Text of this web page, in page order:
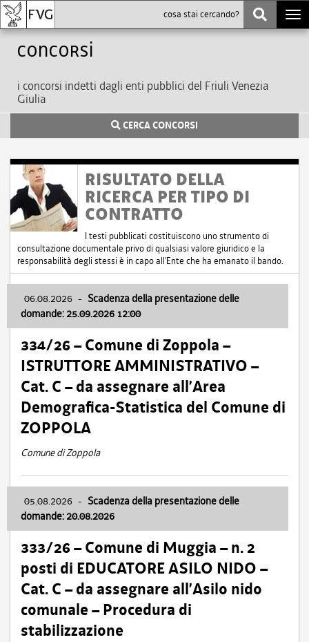
Concorsi
i concorsi indetti dagli enti pubblici del Friuli Venezia
Giulia
CERCA CONCORSI
RISULTATO DELLA
RICERCA PER TIPO DI
CONTRATTO
I testi pubblicati costituiscono uno strumento di
consultazione documentale privo di qualsiasi valore giuridico e la
responsabilità degli stessi è in capo all'Ente che ha emanato il bando.
06.08.2026 - Scadenza della presentazione delle
domande: 25.09.2026 12:00
334/26 – Comune di Zoppola –
ISTRUTTORE AMMINISTRATIVO –
Cat. C – da assegnare all’Area
Demografica-Statistica del Comune di
ZOPPOLA
Comune di Zoppola
05.08.2026 - Scadenza della presentazione delle
domande: 20.08.2026
333/26 – Comune di Muggia – n. 2
posti di EDUCATORE ASILO NIDO –
Cat. C – da assegnare all’Asilo nido
comunale – Procedura di
stabilizzazione